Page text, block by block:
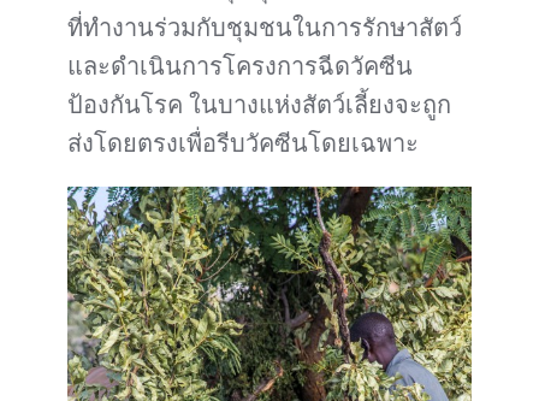
ที่ทำงานร่วมกับชุมชนในการรักษาสัตว์
และดำเนินการโครงการฉีดวัคซีน
ป้องกันโรค ในบางแห่งสัตว์เลี้ยงจะถูก
ส่งโดยตรงเพื่อรีบวัคซีนโดยเฉพาะ